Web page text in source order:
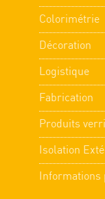
Colorimétrie
Décoration
Logistique
Fabrication
Produits
Isolation
Informations